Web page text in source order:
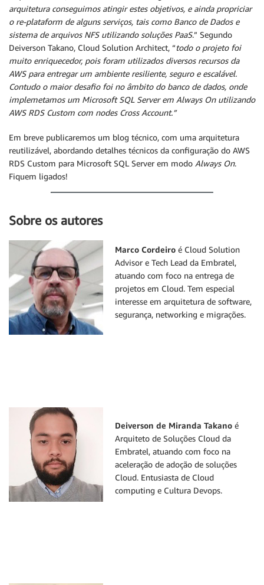
arquitetura conseguimos atingir estes objetivos, e ainda propriciar
o re-plataform de alguns serviços, tais como Banco de Dados e
sistema de arquivos NFS utilizando soluções PaaS.” Segundo
Deiverson Takano, Cloud Solution Architect, “todo o projeto foi
muito enriquecedor, pois foram utilizados diversos recursos da
AWS para entregar um ambiente resiliente, seguro e escalável.
Contudo o maior desafio foi no âmbito do banco de dados, onde
implemetamos um Microsoft SQL Server em Always On utilizando
AWS RDS Custom com nodes Cross Account.”
Em breve publicaremos um blog técnico, com uma arquitetura
reutilizável, abordando detalhes técnicos da configuração do AWS
RDS Custom para Microsoft SQL Server em modo Always On.
Fiquem ligados!
Sobre os autores
Marco Cordeiro é Cloud Solution
Advisor e Tech Lead da Embratel,
atuando com foco na entrega de
projetos em Cloud. Tem especial
interesse em arquitetura de software,
segurança, networking e migrações.
Deiverson de Miranda Takano é
Arquiteto de Soluções Cloud da
Embratel, atuando com foco na
aceleração de adoção de soluções
Cloud. Entusiasta de Cloud
computing e Cultura Devops.